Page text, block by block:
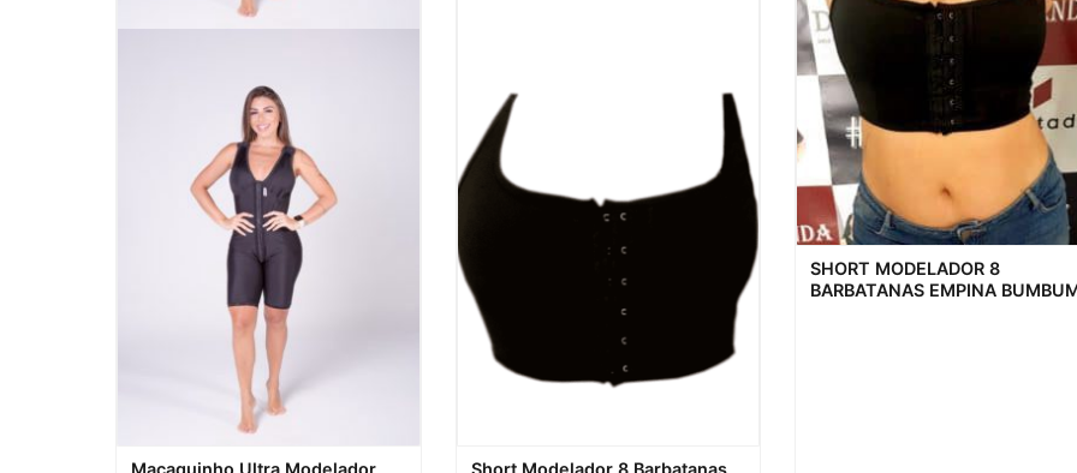
Visualização rápida
Macaquinho Ultra Modelador Visualização rápida
Short Modelador 8 Barbatanas
Visualização rápida
SHORT MODELADOR 8
BARBATANAS EMPINA